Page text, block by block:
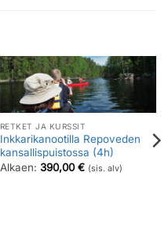
RETKET JA KURSSIT
Inkkarikanootilla Repoveden
kansallispuistossa (4h)
Alkaen: 390,00€ (sis. alv)